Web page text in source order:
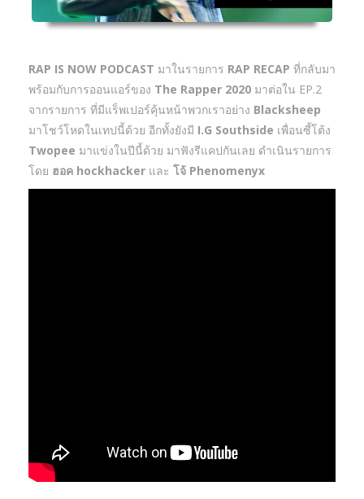
RAP IS NOW PODCAST มาในรายการ RAP RECAP ที่กลับมา
พร้อมกับการออนแอร์ของ The Rapper 2020 มาต่อใน EP.2
จากรายการ ที่มีแร็พเปอร์คุ้นหน้าพวกเราอย่าง Blacksheep
มาโชว์โหดในเทปนี้ด้วย อีกทั้งยังมี I.G Southside เพื่อนซี้โต้ง
Twopee มาแข่งในปีนี้ด้วย มาฟังรีแคปกันเลย ดำเนินรายการ
โดย ฮอค hockhacker และ โจ้ Phenomenyx